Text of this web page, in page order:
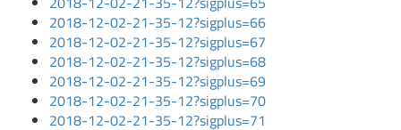
2018-12-02-21-35-12?sigplus=66
2018-12-02-21-35-12?sigplus=67
2018-12-02-21-35-12?sigplus=68
2018-12-02-21-35-12?sigplus=69
2018-12-02-21-35-12?sigplus=70
2018-12-02-21-35-12?sigplus=71